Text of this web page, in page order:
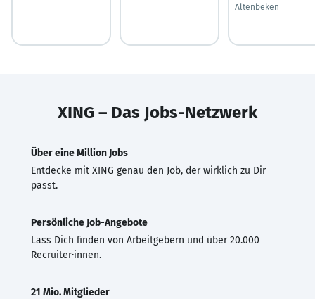
Altenbeken
XING – Das Jobs-Netzwerk
Über eine Million Jobs
Entdecke mit XING genau den Job, der wirklich zu Dir
passt.
Persönliche Job-Angebote
Lass Dich finden von Arbeitgebern und über 20.000
Recruiter·innen.
21 Mio. Mitglieder